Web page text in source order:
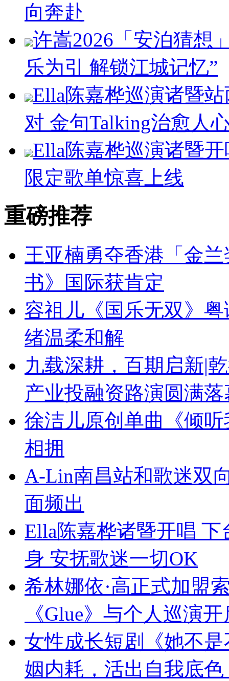
向奔赴
许嵩2026「安泊猜想
乐为引 解锁江城记忆”
Ella陈嘉桦巡演诸暨
对 金句Talking治愈人
Ella陈嘉桦巡演诸暨
限定歌单惊喜上线
重磅推荐
王亚楠勇夺香港「金
书》国际获肯定
容祖儿《国乐无双》
绪温柔和解
九载深耕，百期启新|
产业投融资路演圆满落
徐洁儿原创单曲《倾
相拥
A-Lin南昌站和歌迷双
面频出
Ella陈嘉桦诸暨开唱
身 安抚歌迷一切OK
希林娜依·高正式加盟
《Glue》与个人巡演
女性成长短剧《她不
姻内耗，活出自我底色